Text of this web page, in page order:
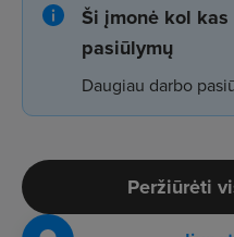
Ši įmonė kol
pasiūlymų
Daugiau darbo
Peržiūrėti